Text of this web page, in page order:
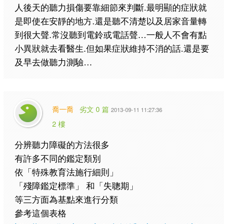
人後天的聽力損傷要靠細節來判斷.最明顯的症狀就
是即使在安靜的地方.還是聽不清楚以及居家音量轉
到很大聲.常沒聽到電鈴或電話聲…一般人不會有點
小異狀就去看醫生.但如果症狀維持不消的話.還是要
及早去做聽力測驗…
喬一喬 劣文 0 篇 2013-09-11 11:27:36
2 樓
分辨聽力障礙的方法很多
有許多不同的鑑定類別
依「特殊教育法施行細則」
「殘障鑑定標準」 和「失聰期」
等三方面為基點來進行分類
參考這個表格